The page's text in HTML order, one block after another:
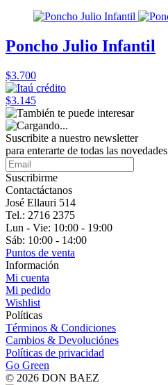
Poncho Julio Infantil
$3.700
$3.145
Suscribite a nuestro newsletter
para enterarte de todas las novedades
Suscribirme
Contactáctanos
José Ellauri 514
Tel.: 2716 2375
Lun - Vie: 10:00 - 19:00
Sáb: 10:00 - 14:00
Puntos de venta
Información
Mi cuenta
Mi pedido
Wishlist
Políticas
Términos & Condiciones
Cambios & Devoluciónes
Políticas de privacidad
Go Green
© 2026 DON BAEZ